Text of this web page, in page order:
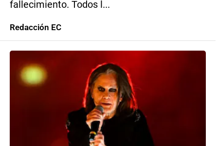
fallecimiento. Todos l...
Redacción EC